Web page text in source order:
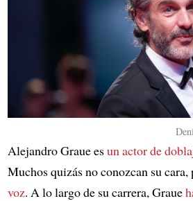
Alejandro Graue esun actor de
Muchos quizás no conozcan su cara,
voz. A lo largo de su carrera, Graue